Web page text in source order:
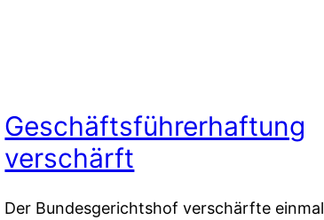
Geschäftsführerhaftung
verschärft
Der Bundesgerichtshof verschärfte einmal